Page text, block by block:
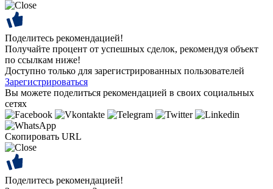
Поделитесь рекомендацией!
Получайте процент от успешных сделок, рекомендуя объект
по ссылкам ниже!
Доступно только для зарегистрированных пользователей
Зарегистрироваться
Вы можете поделиться рекомендацией в своих социальных
сетях
Скопировать URL
Поделитесь рекомендацией!